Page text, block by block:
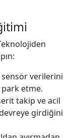
sensör verilerini
etme.
takip ve acil
girdiğini